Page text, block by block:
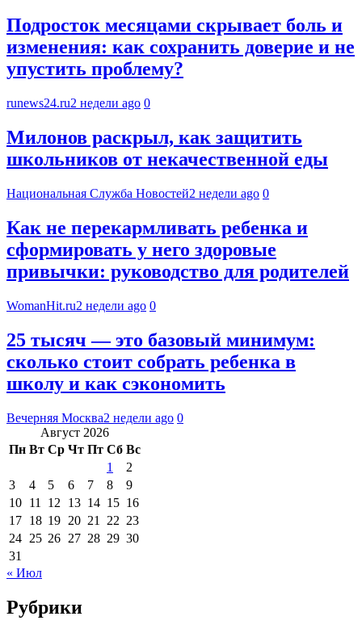
Подросток месяцами скрывает боль и
изменения: как сохранить доверие и не
упустить проблему?
runews24.ru2 недели ago 0
Милонов раскрыл, как защитить
школьников от некачественной еды
Национальная Служба Новостей2 недели ago 0
Как не перекармливать ребенка и
сформировать у него здоровые
привычки: руководство для родителей
WomanHit.ru2 недели ago 0
25 тысяч — это базовый минимум:
сколько стоит собрать ребенка в
школу и как сэкономить
Вечерняя Москва2 недели ago 0
Август 2026
Пн Вт Ср Чт Пт Сб Вс
1
2
3
4 5 6 7 8
9
10 11 12 13 14 15 16
17 18 19 20 21 22 23
24 25 26 27 28 29 30
31
« Июл
Рубрики